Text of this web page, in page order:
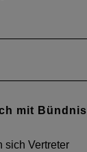
mit Bündnis
sich Vertreter